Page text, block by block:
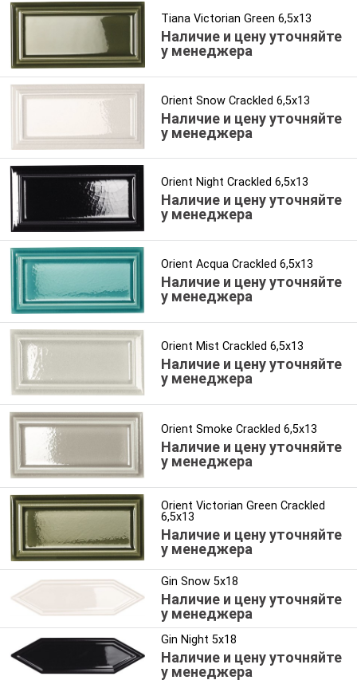
Tiana Victorian Green 6,5x13
Наличие и цену уточняйте
у менеджера
Orient Snow Crackled 6,5x13
Наличие и цену уточняйте
у менеджера
Orient Night Crackled 6,5x13
Наличие и цену уточняйте
у менеджера
Orient Acqua Crackled 6,5x13
Наличие и цену уточняйте
у менеджера
Orient Mist Crackled 6,5x13
Наличие и цену уточняйте
у менеджера
Orient Smoke Crackled 6,5x13
Наличие и цену уточняйте
у менеджера
Orient Victorian Green Crackled
6,5x13
Наличие и цену уточняйте
у менеджера
Gin Snow 5x18
Наличие и цену уточняйте
у менеджера
Gin Night 5x18
Наличие и цену уточняйте
у менеджера